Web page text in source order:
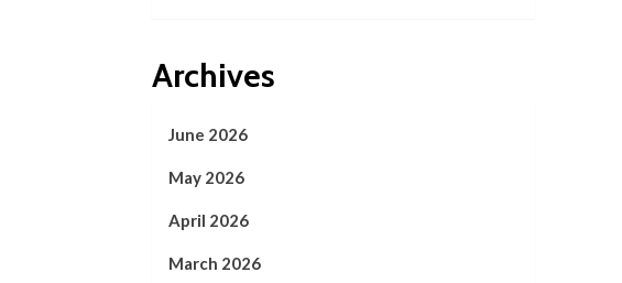
Archives
June 2026
May 2026
April 2026
March 2026